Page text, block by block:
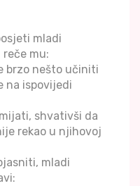
mladi
mu:
brzo nešto učiniti
na ispovijedi
shvativši da
rekao u njihovoj
mladi